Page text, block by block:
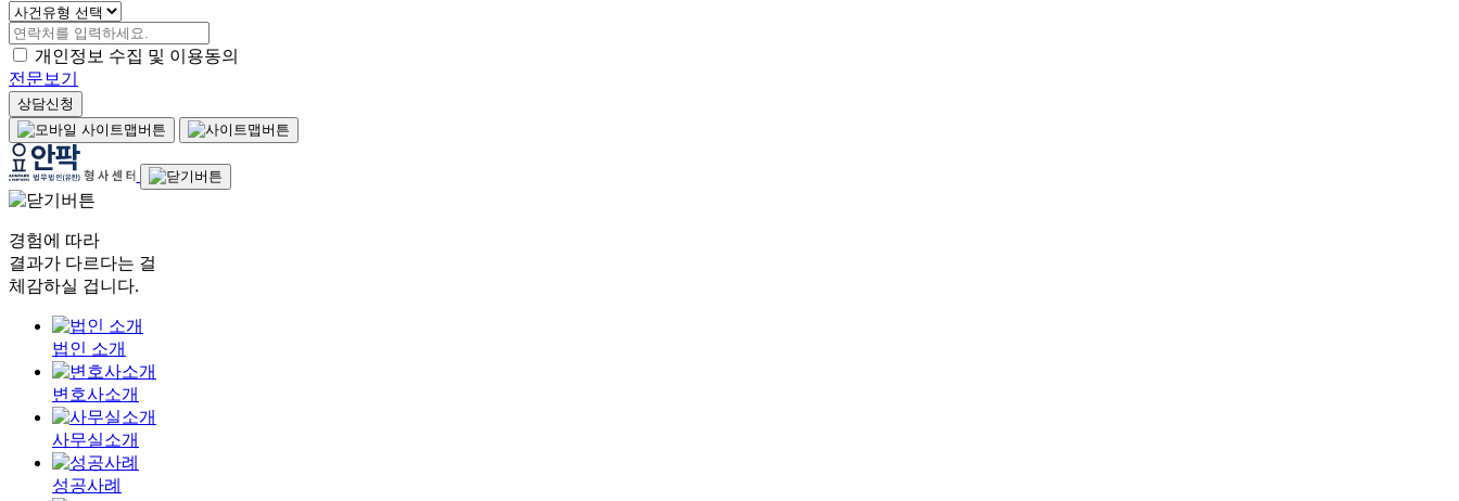
개인정보 수집 및 이용동의
전문보기
상담신청
경험에 따라
결과가 다르다는 걸
체감하실 겁니다.
법인 소개
변호사소개
사무실소개
성공사례